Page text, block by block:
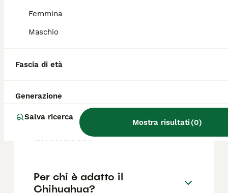
Femmina
Maschio
Fascia di età
Generazione
Salva ricerca
Mostra risultati(0)
Quali sono i difetti del
Il Chihuahua è un cane
affettuoso?
Per chi è adatto il
Chihuahua?